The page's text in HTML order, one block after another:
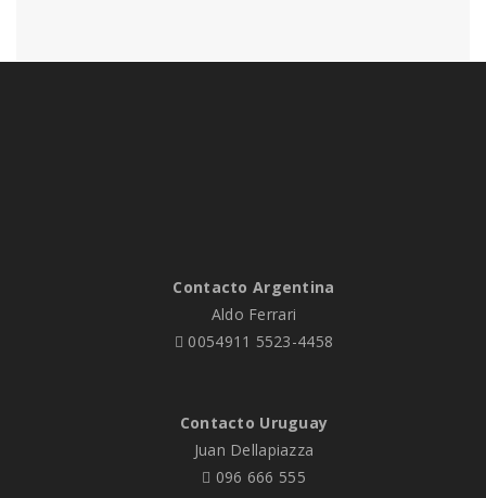
Contacto Argentina
Aldo Ferrari
0054911 5523-4458
Contacto Uruguay
Juan Dellapiazza
096 666 555